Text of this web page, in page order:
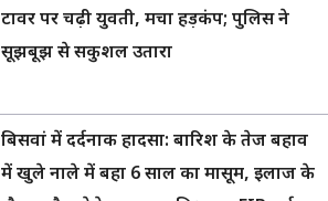
टावर पर चढ़ी युवती, मचा हड़कंप; पुलिस ने
सूझबूझ से सकुशल उतारा
बिसवां में दर्दनाक हादसा: बारिश के तेज बहाव
में खुले नाले में बहा 6 साल का मासूम, इलाज के